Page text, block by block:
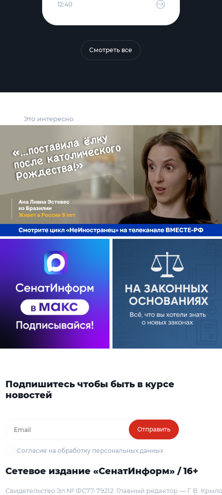
Это интересно
12:40
Смотреть все
Подпишитесь чтобы быть в курсе
новостей
Отправить
Согласие на обработку персональных данных
Сетевое издание «СенатИнформ» / 16+
Свидетельство Эл № ФС77-79212 Главный редактор — Г. В.